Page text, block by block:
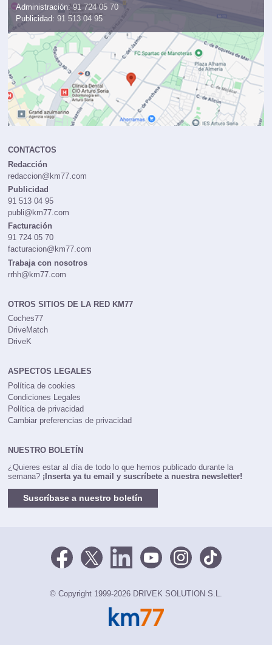
Administración: 91 724 05 70
Publicidad: 91 513 04 95
CONTACTOS
Redacción
redaccion@km77.com
Publicidad
91 513 04 95
publi@km77.com
Facturación
91 724 05 70
facturacion@km77.com
Trabaja con nosotros
rrhh@km77.com
OTROS SITIOS DE LA RED KM77
Coches77
DriveMatch
DriveK
ASPECTOS LEGALES
Política de cookies
Condiciones Legales
Política de privacidad
Cambiar preferencias de privacidad
NUESTRO BOLETÍN
¿Quieres estar al día de todo lo que hemos publicado durante la
semana? ¡Inserta ya tu email y suscríbete a nuestra newsletter!
Suscríbase a nuestro boletín
© Copyright 1999-2026 DRIVEK SOLUTION S.L.